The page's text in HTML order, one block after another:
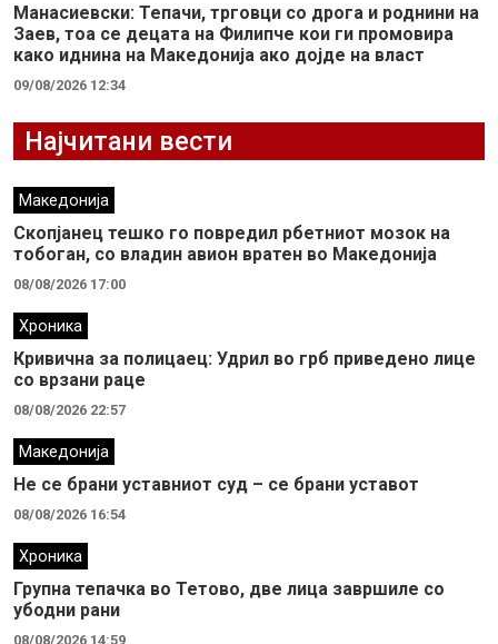
Манасиевски: Тепачи, трговци со дрога и роднини на
Заев, тоа се децата на Филипче кои ги промoвира
како иднина на Македонија ако дојде на власт
09/08/2026 12:34
Најчитани вести
Македонија
Скопјанец тешко го повредил рбетниот мозок на
тобоган, со владин авион вратен во Македонија
08/08/2026 17:00
Хроника
Кривична за полицаец: Удрил во грб приведено лице
со врзани раце
08/08/2026 22:57
Македонија
Не се брани уставниот суд – се брани уставот
08/08/2026 16:54
Хроника
Групна тепачка во Тетово, две лица завршиле со
убодни рани
08/08/2026 14:59